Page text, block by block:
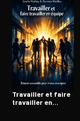
Ouvre l'app
Travailler et faire
travailler en